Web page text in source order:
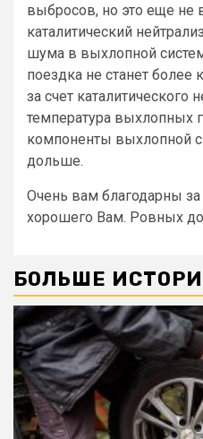
выбросов, но это еще не
каталитический
шума в выхлопной
поездка не станет
за счет каталитического
температура выхлопных
компоненты выхлопной
дольше.
Очень вам благодарны за
хорошего Вам. Ровных
БОЛЬШЕ